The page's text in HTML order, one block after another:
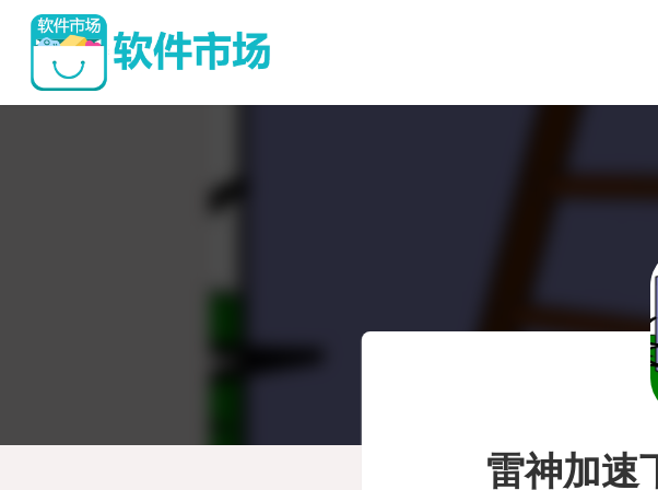
雷神加速